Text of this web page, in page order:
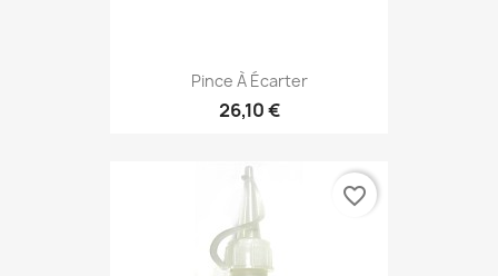
Pince À Écarter
26,10 €
favorite_border